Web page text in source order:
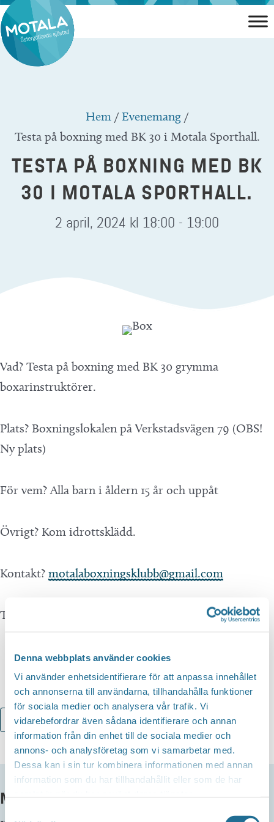
Denna webbplats använder cookies
Vi använder enhetsidentifierare för att anpassa innehållet
och annonserna till användarna, tillhandahålla funktioner
för sociala medier och analysera vår trafik. Vi
vidarebefordrar även sådana identifierare och annan
information från din enhet till de sociala medier och
annons- och analysföretag som vi samarbetar med.
Dessa kan i sin tur kombinera informationen med annan
information som du har tillhandahållit eller som de har
Hoppa
till
innehåll
Hem /Evenemang /
Testa på boxning med BK 30 i Motala Sporthall.
TESTA PÅ BOXNING MED BK
30 I MOTALA SPORTHALL.
2 april, 2024 kl 18:00 - 19:00
Vad? Testa på boxning med BK 30 grymma
boxarinstruktörer.
Plats? Boxningslokalen på Verkstadsvägen 79 (OBS!
Ny plats)
För vem? Alla barn i åldern 15 år och uppåt
Övrigt? Kom idrottsklädd.
Kontakt? motalaboxningsklubb@gmail.com
Tid? 18:00-19:00
Lägg till i kalender
MER INFO